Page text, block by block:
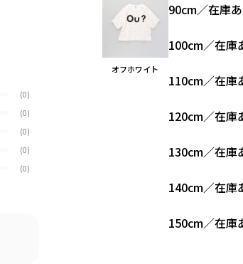
(0)
(0)
(0)
(0)
(0)
オフホワイト
90cm／在庫
100cm／在庫
110cm／在庫
120cm／在庫
130cm／在庫
140cm／在庫
150cm／在庫